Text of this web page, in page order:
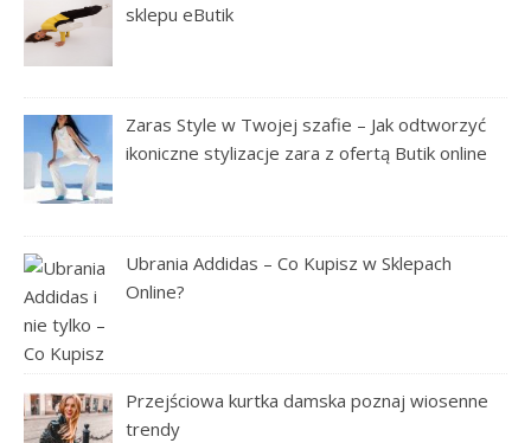
sklepu eButik
Zaras Style w Twojej szafie – Jak odtworzyć
ikoniczne stylizacje zara z ofertą Butik online
Ubrania Addidas – Co Kupisz w Sklepach
Online?
Przejściowa kurtka damska poznaj wiosenne
trendy